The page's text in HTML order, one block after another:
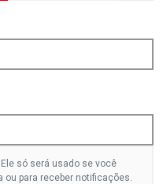
só será usado se você
para receber notificações.